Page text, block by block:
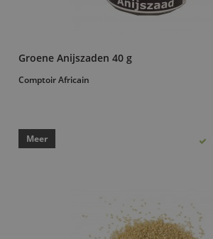
Groene Anijszaden 40 g
Comptoir Africain
Meer